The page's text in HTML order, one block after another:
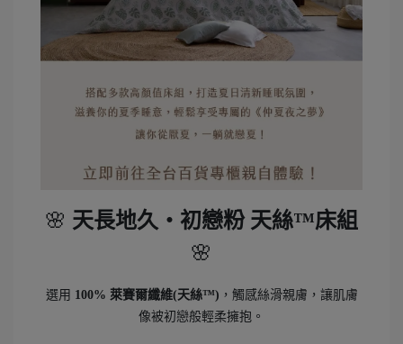
🌸 天長地久・初戀粉 天絲™床組
🌸
選用 100% 萊賽爾纖維(天絲™) ，觸感絲滑親膚，讓肌膚
像被初戀般輕柔擁抱。